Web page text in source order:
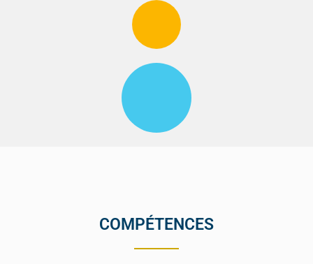
COMPÉTENCES